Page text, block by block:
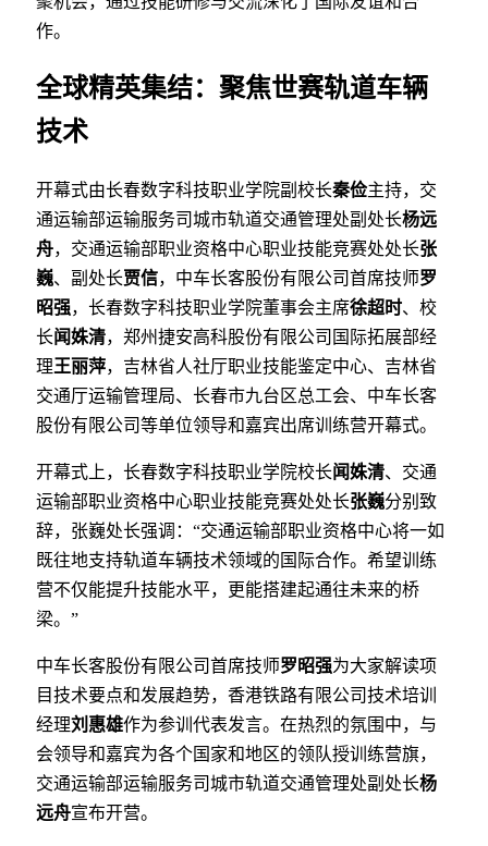
作。
全球精英集结：聚焦世赛轨道车辆
技术
开幕式由长春数字科技职业学院副校长秦俭主持，交
通运输部运输服务司城市轨道交通管理处副处长杨远
舟，交通运输部职业资格中心职业技能竞赛处处长张
巍、副处长贾信，中车长客股份有限公司首席技师罗
昭强，长春数字科技职业学院董事会主席徐超时、校
长闻姝清，郑州捷安高科股份有限公司国际拓展部经
理王丽萍，吉林省人社厅职业技能鉴定中心、吉林省
交通厅运输管理局、长春市九台区总工会、中车长客
股份有限公司等单位领导和嘉宾出席训练营开幕式。
开幕式上，长春数字科技职业学院校长闻姝清、交通
运输部职业资格中心职业技能竞赛处处长张巍分别致
辞，张巍处长强调：“交通运输部职业资格中心将一如
既往地支持轨道车辆技术领域的国际合作。希望训练
营不仅能提升技能水平，更能搭建起通往未来的桥
梁。”
中车长客股份有限公司首席技师罗昭强为大家解读项
目技术要点和发展趋势，香港铁路有限公司技术培训
经理刘惠雄作为参训代表发言。在热烈的氛围中，与
会领导和嘉宾为各个国家和地区的领队授训练营旗，
交通运输部运输服务司城市轨道交通管理处副处长杨
远舟宣布开营。